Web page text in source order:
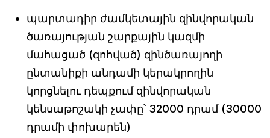
պարտադիր ժամկետային զինվորական
ծառայության շարքային կազմի
մահացած (զոհված) զինծառայողի
ընտանիքի անդամի կերակրողին
կորցնելու դեպքում զինվորական
կենսաթոշակի չափը՝ 32000 դրամ (30000
դրամի փոխարեն)